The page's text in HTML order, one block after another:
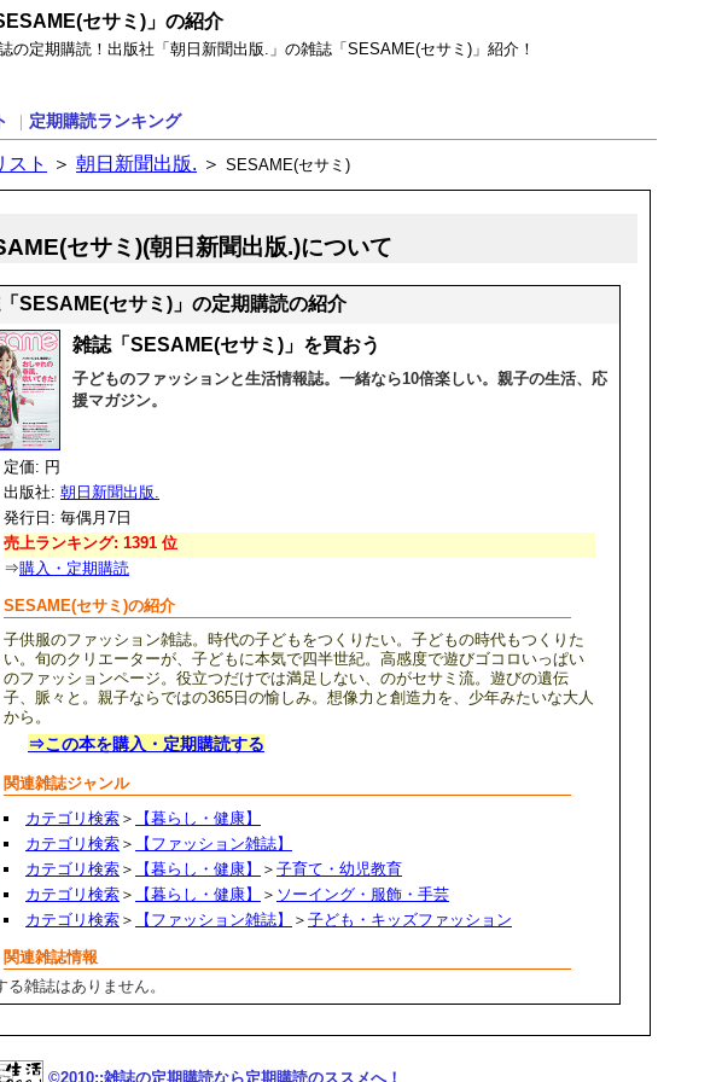
セサミ)」の紹介
の定期購読！出版社「朝日新聞出版.」の雑誌「SESAME(セサミ)」紹介！
定期購読ランキング
スト ＞ 朝日新聞出版. ＞ SESAME(セサミ)
セサミ)(朝日新聞出版.)について
SESAME(セサミ)」の定期購読の紹介
雑誌「SESAME(セサミ)」を買おう
子どものファッションと生活情報誌。一緒なら10倍楽しい。親子の生活、応
援マガジン。
定価: 円
出版社: 朝日新聞出版.
発行日: 毎偶月7日
売上ランキング: 1391 位
⇒購入・定期購読
SESAME(セサミ)の紹介
子供服のファッション雑誌。時代の子どもをつくりたい。子どもの時代もつくりた
い。旬のクリエーターが、子どもに本気で四半世紀。高感度で遊びゴコロいっぱい
のファッションページ。役立つだけでは満足しない、のがセサミ流。遊びの遺伝
子、脈々と。親子ならではの365日の愉しみ。想像力と創造力を、少年みたいな大人
から。
⇒この本を購入・定期購読する
関連雑誌ジャンル
カテゴリ検索 ＞
【暮らし・健康】
カテゴリ検索 ＞
【ファッション雑誌】
カテゴリ検索 ＞ 【暮らし・健康】 ＞ 子育て・幼児教育
カテゴリ検索 ＞ 【暮らし・健康】 ＞ ソーイング・服飾・手芸
カテゴリ検索 ＞ 【ファッション雑誌】 ＞ 子ども・キッズファッション
関連雑誌情報
る雑誌はありません。
©2010::雑誌の定期購読なら定期購読のススメへ！